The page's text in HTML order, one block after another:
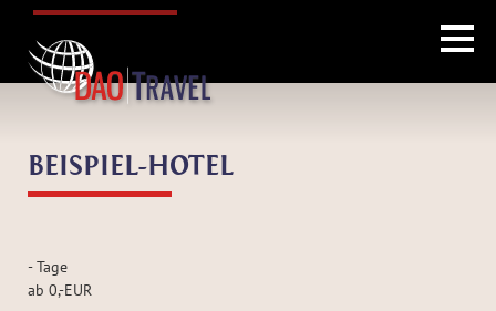
BEISPIEL-HOTEL
-Tage
ab 0,-EUR